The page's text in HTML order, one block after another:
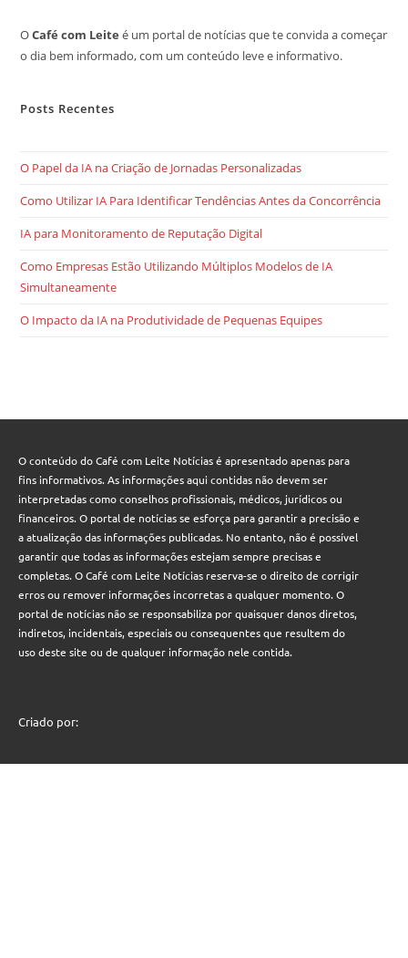
OCafé com Leite é um portal de notícias que te convida a começar
o dia bem informado, com um conteúdo leve e informativo.
Posts Recentes
O Papel da IA na Criação de Jornadas Personalizadas
Como Utilizar IA Para Identificar Tendências Antes da Concorrência
IA para Monitoramento de Reputação Digital
Como Empresas Estão Utilizando Múltiplos Modelos de IA
Simultaneamente
O Impacto da IA na Produtividade de Pequenas Equipes
O conteúdo do Café com Leite Notícias é apresentado apenas para
fins informativos. As informações aqui contidas não devem ser
interpretadas como conselhos profissionais, médicos, jurídicos ou
financeiros. O portal de notícias se esforça para garantir a precisão e
a atualização das informações publicadas. No entanto, não é possível
garantir que todas as informações estejam sempre precisas e
completas. O Café com Leite Notícias reserva-se o direito de corrigir
erros ou remover informações incorretas a qualquer momento. O
portal de notícias não se responsabiliza por quaisquer danos diretos,
indiretos, incidentais, especiais ou consequentes que resultem do
uso deste site ou de qualquer informação nele contida.
Criado por: